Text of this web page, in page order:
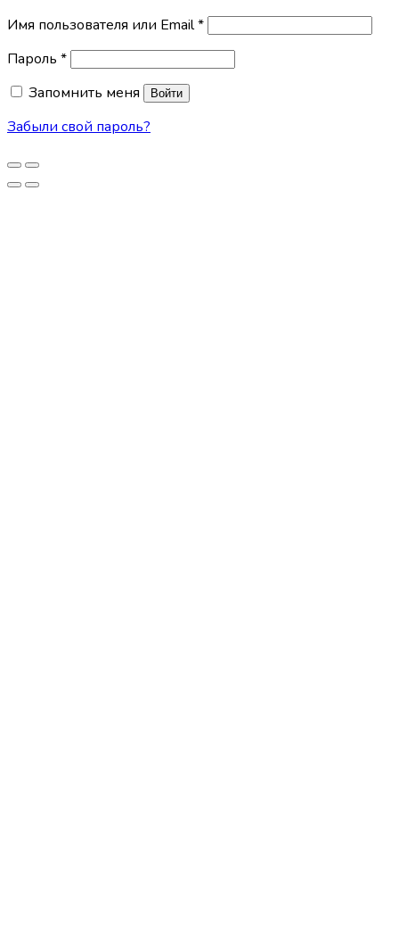
Имя пользователя или Email*
Пароль *
Запомнить меня
Войти
Забыли свой пароль?